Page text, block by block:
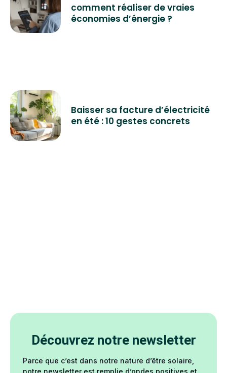
comment réaliser de vraies
économies d’énergie ?
Baisser sa facture d’électricité
en été : 10 gestes concrets
Découvrez notre newsletter
Parce que c’est dans notre nature d’être solaire,